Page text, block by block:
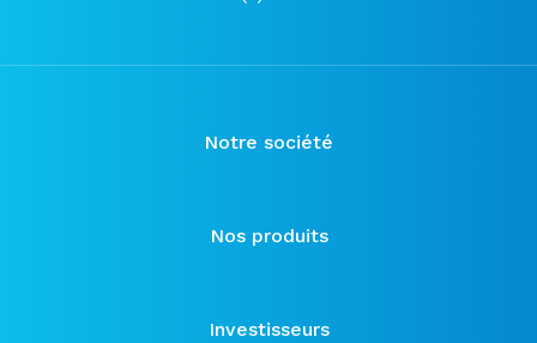
Notre société
Nos produits
Investisseurs